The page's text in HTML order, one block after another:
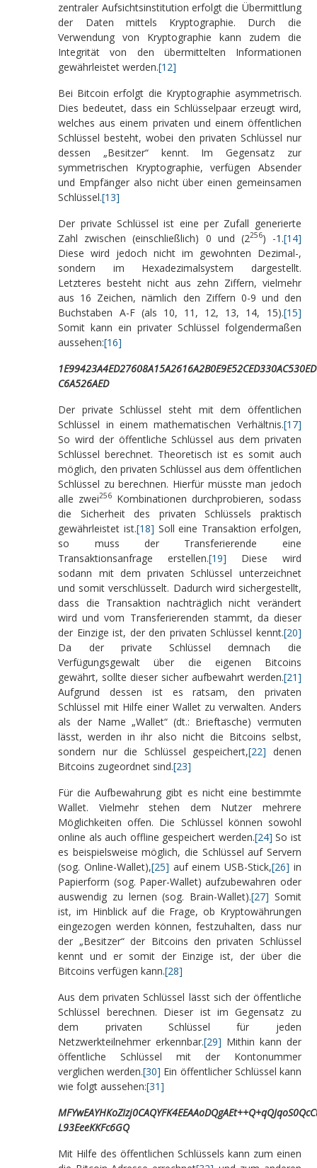
zentraler Aufsichtsinstitution erfolgt die Übermittlung
der Daten mittels Kryptographie. Durch die
Verwendung von Kryptographie kann zudem die
Integrität von den übermittelten Informationen
gewährleistet werden.[12]
Bei Bitcoin erfolgt die Kryptographie asymmetrisch.
Dies bedeutet, dass ein Schlüsselpaar erzeugt wird,
welches aus einem privaten und einem öffentlichen
Schlüssel besteht, wobei den privaten Schlüssel nur
dessen „Besitzer“ kennt. Im Gegensatz zur
symmetrischen Kryptographie, verfügen Absender
und Empfänger also nicht über einen gemeinsamen
Schlüssel.[13]
Der private Schlüssel ist eine per Zufall generierte
Zahl zwischen (einschließlich) 0 und (2256) -1.[14]
Diese wird jedoch nicht im gewohnten Dezimal-,
sondern im Hexadezimalsystem dargestellt.
Letzteres besteht nicht aus zehn Ziffern, vielmehr
aus 16 Zeichen, nämlich den Ziffern 0-9 und den
Buchstaben A-F (als 10, 11, 12, 13, 14, 15).[15]
Somit kann ein privater Schlüssel folgendermaßen
aussehen:[16]
C6A526AED
Der private Schlüssel steht mit dem öffentlichen
Schlüssel in einem mathematischen Verhältnis.[17]
So wird der öffentliche Schlüssel aus dem privaten
Schlüssel berechnet. Theoretisch ist es somit auch
möglich, den privaten Schlüssel aus dem öffentlichen
Schlüssel zu berechnen. Hierfür müsste man jedoch
alle zwei256 Kombinationen durchprobieren, sodass
die Sicherheit des privaten Schlüssels praktisch
gewährleistet ist.[18] Soll eine Transaktion erfolgen,
so muss der Transferierende eine
Transaktionsanfrage erstellen.[19] Diese wird
sodann mit dem privaten Schlüssel unterzeichnet
und somit verschlüsselt. Dadurch wird sichergestellt,
dass die Transaktion nachträglich nicht verändert
wird und vom Transferierenden stammt, da dieser
der Einzige ist, der den privaten Schlüssel kennt.[20]
Da der private Schlüssel demnach die
Verfügungsgewalt über die eigenen Bitcoins
gewährt, sollte dieser sicher aufbewahrt werden.[21]
Aufgrund dessen ist es ratsam, den privaten
Schlüssel mit Hilfe einer Wallet zu verwalten. Anders
als der Name „Wallet“ (dt.: Brieftasche) vermuten
lässt, werden in ihr also nicht die Bitcoins selbst,
sondern nur die Schlüssel gespeichert,[22] denen
Bitcoins zugeordnet sind.[23]
Für die Aufbewahrung gibt es nicht eine bestimmte
Wallet. Vielmehr stehen dem Nutzer mehrere
Möglichkeiten offen. Die Schlüssel können sowohl
online als auch offline gespeichert werden.[24] So ist
es beispielsweise möglich, die Schlüssel auf Servern
(sog. Online-Wallet),[25] auf einem USB-Stick,[26] in
Papierform (sog. Paper-Wallet) aufzubewahren oder
auswendig zu lernen (sog. Brain-Wallet).[27] Somit
ist, im Hinblick auf die Frage, ob Kryptowährungen
eingezogen werden können, festzuhalten, dass nur
der „Besitzer“ der Bitcoins den privaten Schlüssel
kennt und er somit der Einzige ist, der über die
Bitcoins verfügen kann.[28]
Aus dem privaten Schlüssel lässt sich der öffentliche
Schlüssel berechnen. Dieser ist im Gegensatz zu
dem privaten Schlüssel für jeden
Netzwerkteilnehmer erkennbar.[29] Mithin kann der
öffentliche Schlüssel mit der Kontonummer
verglichen werden.[30] Ein öffentlicher Schlüssel kann
wie folgt aussehen:[31]
L93EeeKKFc6GQ
Mit Hilfe des öffentlichen Schlüssels kann zum einen